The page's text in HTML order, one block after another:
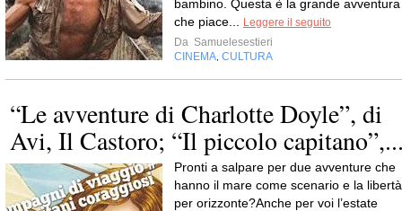
bambino. Questa è la grande avventura
che piace...
Leggere il seguito
Da Samuelesestieri
CINEMA CULTURA
“Le avventure di Charlotte Doyle”, di
Avi, Il Castoro; “Il piccolo
Pronti a salpare per due avventure che
hanno il mare come scenario e la libertà
per orizzonte?Anche per voi l’estate